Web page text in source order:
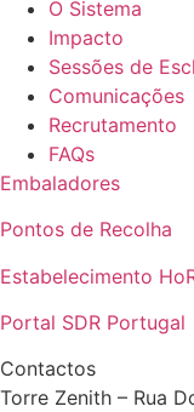
O Sistema
Impacto
Sessões de
Comunicações
Recrutamento
FAQs
Embaladores
Pontos de Recolha
Estabelecimento
Portal SDR Portugal
Contactos
Torre Zenith – Rua